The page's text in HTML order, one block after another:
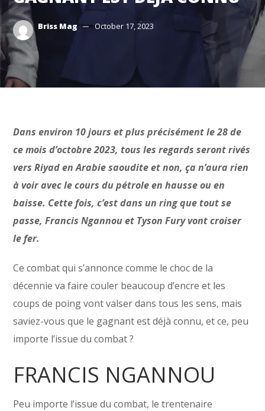
Briss Mag October 17, 2023
Dans environ 10 jours et plus précisément le 28 de
ce mois d’octobre 2023, tous les regards seront rivés
vers Riyad en Arabie saoudite et non, ça n’aura rien
à voir avec le cours du pétrole en hausse ou en
baisse. Cette fois, c’est dans un ring que tout se
passe, Francis Ngannou et Tyson Fury vont croiser
le fer.
Ce combat qui s’annonce comme le choc de la
décennie va faire couler beaucoup d’encre et les
coups de poing vont valser dans tous les sens, mais
saviez-vous que le gagnant est déjà connu, et ce, peu
importe l’issue du combat ?
FRANCIS NGANNOU
Peu importe l’issue du combat, le trentenaire